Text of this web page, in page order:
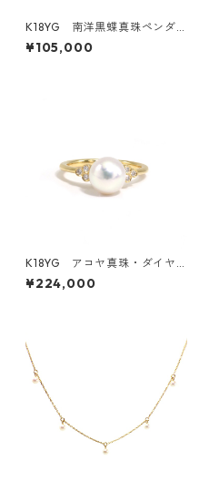
K18YG 南洋黒蝶真珠ペンダ
ントトップ《賀茂なす》（KR8
0405）
¥105,000
K18YG アコヤ真珠・ダイヤ
モンドリング（KR61020）
¥224,000